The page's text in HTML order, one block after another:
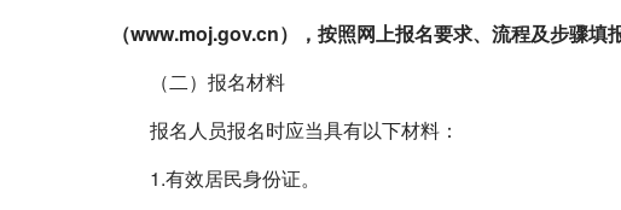
（www.moj.gov.cn），按照网上报名要求、流程及步骤填
（二）报名材料
报名人员报名时应当具有以下材料：
1.有效居民身份证。